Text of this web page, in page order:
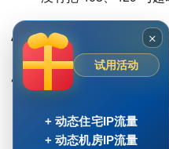
恢复后要做的“稳
恢复并不等于结束。建议用
延迟分布稳定：中位
字段完整率稳定：关
×
试用活动
+ 动态住宅IP流量
+ 动态机房IP流量